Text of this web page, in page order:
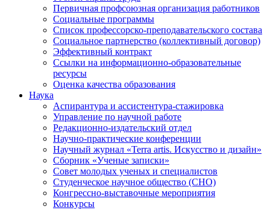
Первичная профсоюзная организация работников
Социальные программы
Список профессорско-преподавательского состава
Социальное партнерство (коллективный договор)
Эффективный контракт
Ссылки на информационно-образовательные
ресурсы
Оценка качества образования
Наука
Аспирантура и ассистентура-стажировка
Управление по научной работе
Редакционно-издательский отдел
Научно-практические конференции
Научный журнал «Terra artis. Искусство и дизайн»
Сборник «Ученые записки»
Совет молодых ученых и специалистов
Студенческое научное общество (СНО)
Конгрессно-выставочные мероприятия
Конкурсы